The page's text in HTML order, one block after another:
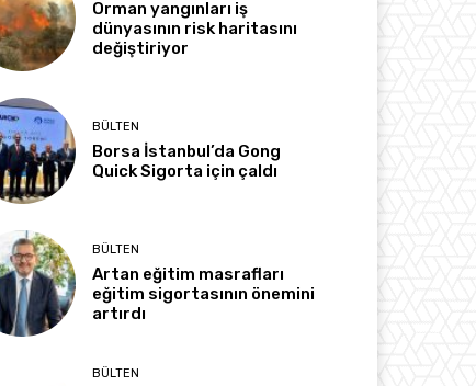
Orman yangınları iş
dünyasının risk haritasını
değiştiriyor
BÜLTEN
Borsa İstanbul’da Gong
Quick Sigorta için çaldı
BÜLTEN
Artan eğitim masrafları
eğitim sigortasının önemini
artırdı
BÜLTEN